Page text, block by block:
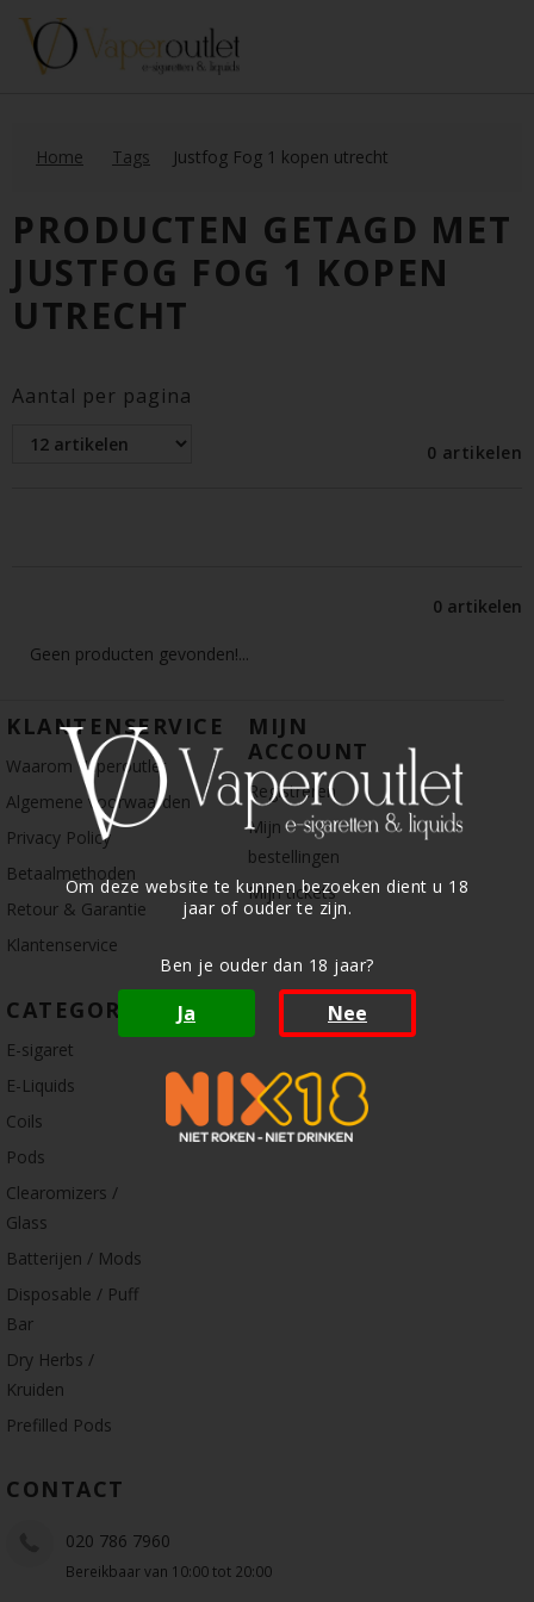
Om deze website te kunnen bezoeken dient u 18
jaar of ouder te zijn.
Ben je ouder dan 18 jaar?
Ja Nee
Home Tags Justfog Fog 1 kopen utrecht
PRODUCTEN GETAGD MET
JUSTFOG FOG 1 KOPEN
UTRECHT
Aantal per pagina
0 artikelen
0 artikelen
Geen producten gevonden!...
KLANTENSERVICE
Waarom Vaperoutlet
Algemene voorwaarden
Privacy Policy
Betaalmethoden
Retour & Garantie
Klantenservice
MIJN
ACCOUNT
Registreren
Mijn
bestellingen
Mijn tickets
CATEGORIE
E-sigaret
E-Liquids
Coils
Pods
Clearomizers /
Glass
Batterijen / Mods
Disposable / Puff
Bar
Dry Herbs /
Kruiden
Prefilled Pods
CONTACT
020 786 7960
Bereikbaar van 10:00 tot 20:00